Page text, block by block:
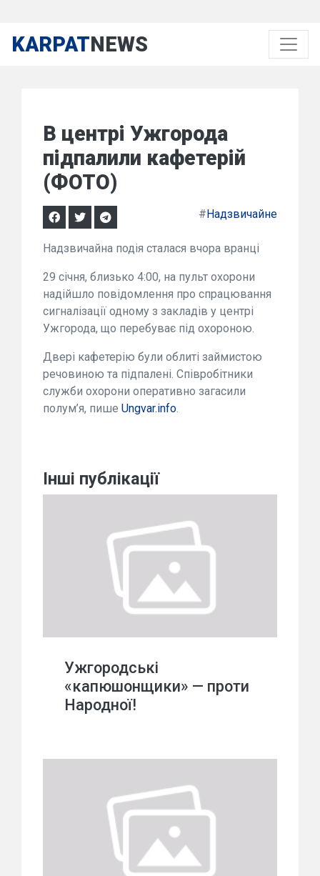
KARPATNEWS
В центрі Ужгорода
підпалили кафетерій
(ФОТО)
#Надзвичайне
Надзвичайна подія сталася вчора вранці
29 січня, близько 4:00, на пульт охорони
надійшло повідомлення про спрацювання
сигналізації одному з закладів у центрі
Ужгорода, що перебуває під охороною.
Двері кафетерію були облиті займистою
речовиною та підпалені. Співробітники
служби охорони оперативно загасили
полум’я, пише Ungvar.info.
Інші публікації
Ужгородські
«капюшонщики» — проти
Народної!